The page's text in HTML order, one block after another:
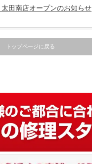
太田南店オープンのお知らせ
トップページに戻る